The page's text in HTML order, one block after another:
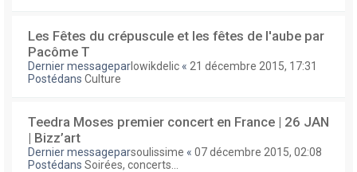
Les Fêtes du crépuscule et les fêtes de l'aube par
Pacôme T
Dernier messageparlowikdelic « 21 décembre 2015, 17:31
Postédans Culture
Teedra Moses premier concert en France | 26 JAN
| Bizz’art
Dernier messageparsoulissime « 07 décembre 2015, 02:08
Postédans Soirées, concerts...